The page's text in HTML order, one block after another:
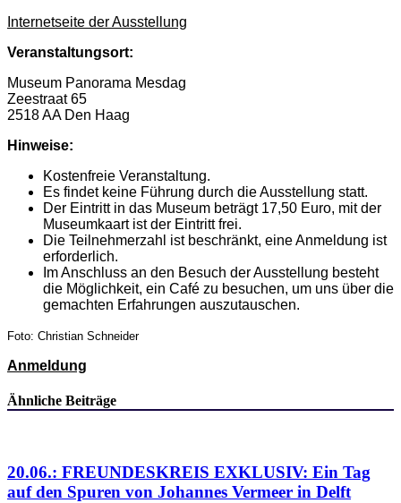
Internetseite der Ausstellung
Veranstaltungsort:
Museum Panorama Mesdag
Zeestraat 65
2518 AA Den Haag
Hinweise:
Kostenfreie Veranstaltung.
Es findet keine Führung durch die Ausstellung statt.
Der Eintritt in das Museum beträgt 17,50 Euro, mit der
Museumkaart ist der Eintritt frei.
Die Teilnehmerzahl ist beschränkt, eine Anmeldung ist
erforderlich.
Im Anschluss an den Besuch der Ausstellung besteht
die Möglichkeit, ein Café zu besuchen, um uns über die
gemachten Erfahrungen auszutauschen.
Foto: Christian Schneider
Anmeldung
Ähnliche Beiträge
20.06.: FREUNDESKREIS EXKLUSIV: Ein Tag
auf den Spuren von Johannes Vermeer in Delft